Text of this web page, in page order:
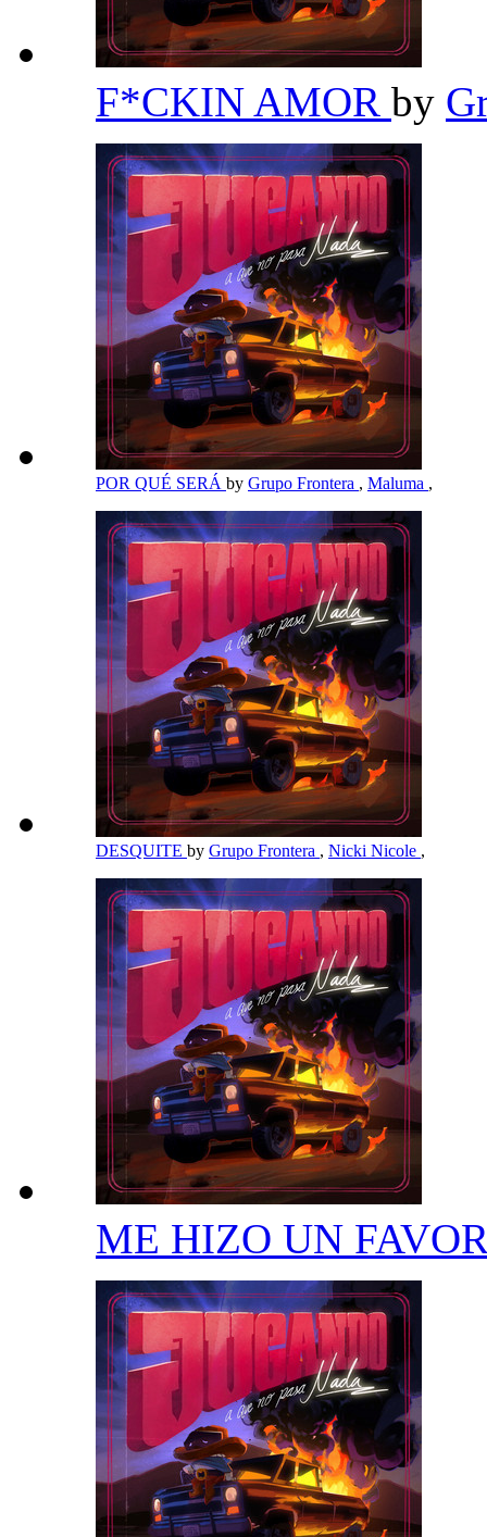
F*CKIN AMOR by
POR QUÉ SERÁ by Grupo Frontera , Maluma ,
DESQUITE by Grupo Frontera , Nicki Nicole ,
ME HIZO UN